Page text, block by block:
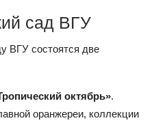
сад ВГУ
ВГУ состоятся две
октябрь».
оранжереи, коллекции